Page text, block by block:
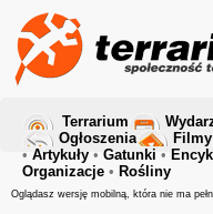
Terrarium
Ogłoszenia
Filmy
• Artykuły • Gatunki •
Organizacje • Rośliny
Oglądasz wersję mobilną, która nie ma